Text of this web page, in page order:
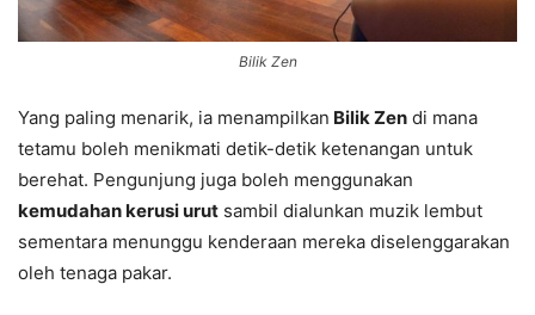
Bilik Zen
Yang paling menarik, ia menampilkan Bilik Zen di mana
tetamu boleh menikmati detik-detik ketenangan untuk
berehat. Pengunjung juga boleh menggunakan
kemudahan kerusi urut sambil dialunkan muzik lembut
sementara menunggu kenderaan mereka diselenggarakan
oleh tenaga pakar.